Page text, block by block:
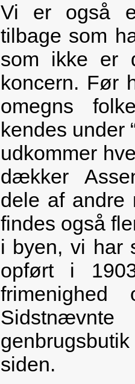
Vi er også
tilbage som
som ikke er
koncern. Før
omegns
kendes under
udkommer
dækker
dele af andre
findes også
i byen, vi har
opført i
frimenighed
siden.